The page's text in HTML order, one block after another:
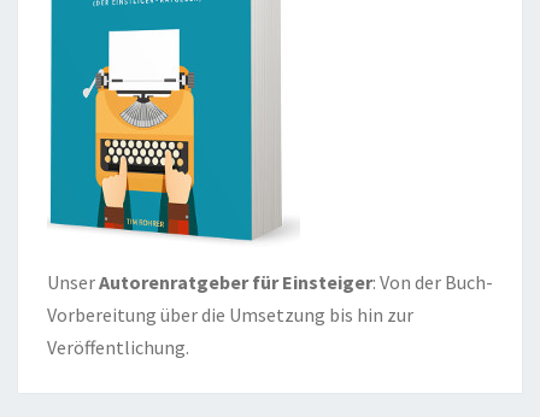
UnserAutorenratgeber für Einsteiger: Von der Buch-
Vorbereitung über die Umsetzung bis hin zur
Veröffentlichung.